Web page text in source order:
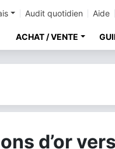
Audit quotidien Aide
ACHAT / VENTE
d’or